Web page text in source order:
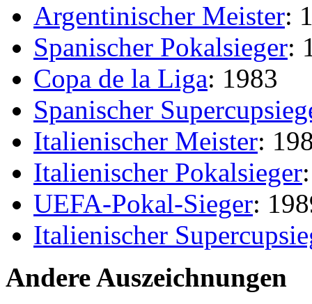
Argentinischer Meister:
Spanischer Pokalsieger:
Copa de la Liga: 1983
Spanischer
Italienischer Meister:
Italienischer Pokalsieger
UEFA-Pokal-Sieger:
Italienischer
Andere Auszeichnungen